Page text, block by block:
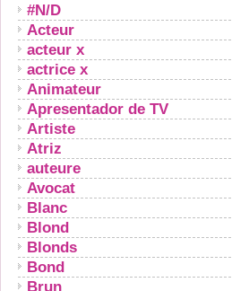
#N/D
Acteur
acteur x
actrice x
Animateur
Apresentador de TV
Artiste
Atriz
auteure
Avocat
Blanc
Blond
Blonds
Bond
Brun